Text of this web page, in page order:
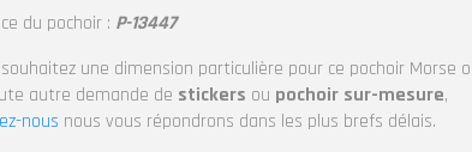
5 du pochoir : P-13447
une dimension particulière pour ce pochoir Morse
autre demande de stickers ou pochoir sur-mesure,
nous nous vous répondrons dans les plus brefs délais.